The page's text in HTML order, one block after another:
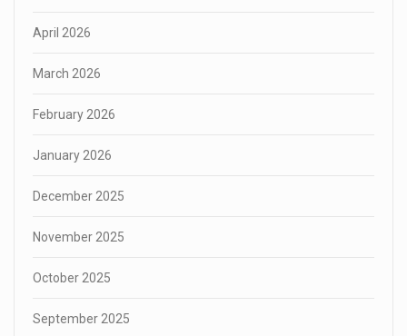
April 2026
March 2026
February 2026
January 2026
December 2025
November 2025
October 2025
September 2025